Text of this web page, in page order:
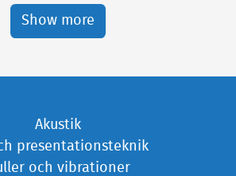
Show more
Akustik
presentationsteknik
och vibrationer